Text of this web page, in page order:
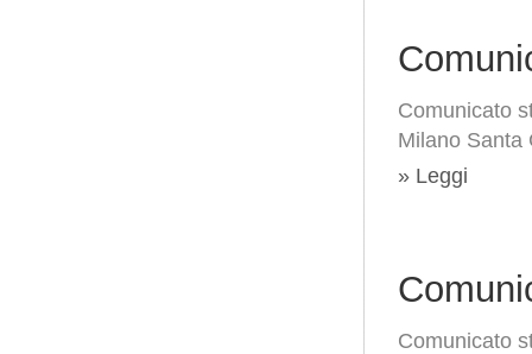
Comunicato
Milano Santa
» Leggi
Comunicato